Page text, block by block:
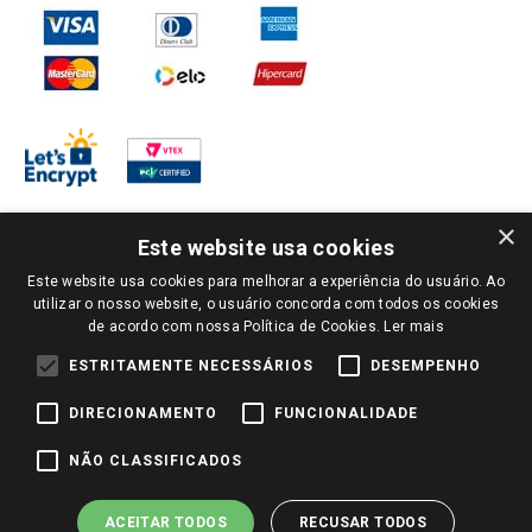
PARA VER OS PREÇOS DA SUA REGIÃO, FAÇA LOGIN E SELECIONE A LOJA DE
SUA PREFERÊNCIA. SOMENTE APÓS O LOGIN, OS PREÇOS DA SUA REGIÃO OU
LOJA SERÃO CARREGADOS.
TODOS OS PREÇOS E CONDIÇÕES COMERCIAIS DESTE SITE SÃO VÁLIDOS APENAS
PARA COMPRAS REALIZADAS NO GIASSI.COM.BR E NA LOJA SELECIONADA
PREÇOS PARA AS VENDAS ONLINE DIVULGADOS NO SITE PREVALECEM ANTE
COMUNICAÇÃO E SITES DE BUSCAS.
2022 COPYRIGHT - GIASSI SUPERMERCADOS. TODOS OS DIREITOS RESERVADOS.
×
Este website usa cookies
Este website usa cookies para melhorar a experiência do usuário. Ao
utilizar o nosso website, o usuário concorda com todos os cookies
de acordo com nossa Política de Cookies. Ler mais
ESTRITAMENTE NECESSÁRIOS DESEMPENHO
DIRECIONAMENTO FUNCIONALIDADE
NÃO CLASSIFICADOS
ACEITAR TODOS RECUSAR TODOS